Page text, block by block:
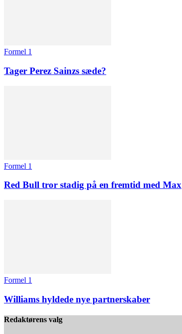
Formel 1
Tager Perez Sainzs sæde?
Formel 1
Red Bull tror stadig på en fremtid med Max
Formel 1
Williams hyldede nye partnerskaber
Redaktørens valg